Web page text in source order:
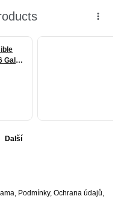
Další
, Podmínky, Ochrana údajů,